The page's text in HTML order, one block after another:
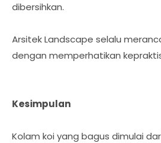
dibersihkan.
Arsitek Landscape selalu
dengan memperhatikan
Kesimpulan
Kolam koi yang bagus dimulai